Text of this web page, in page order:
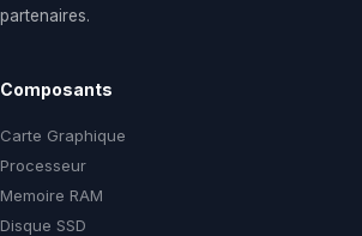
partenaires.
Composants
Carte Graphique
Processeur
Memoire RAM
Disque SSD